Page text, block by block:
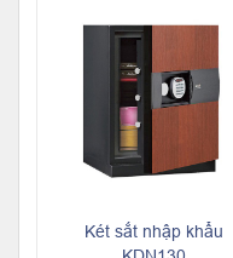
Két sắt nhập khẩu